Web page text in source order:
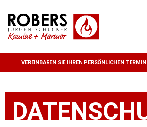
VEREINBAREN SIE IHREN PERSÖNLICHEN TERMIN: